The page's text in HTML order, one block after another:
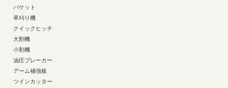
バケット
草刈り機
クイックヒッチ
大割機
小割機
油圧ブレーカー
アーム補強板
ツインカッター